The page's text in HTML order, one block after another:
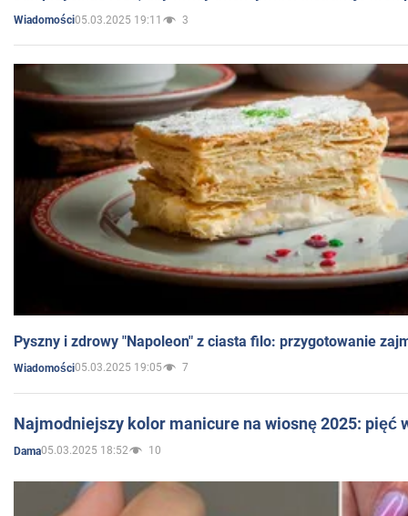
Wiadomości05.03.2025 19:11 3
Pyszny i zdrowy "Napoleon" z ciasta filo: przygotowanie
Wiadomości05.03.2025 19:05 7
Najmodniejszy kolor manicure na wiosnę 2025: pięć
Dama05.03.2025 18:52 10